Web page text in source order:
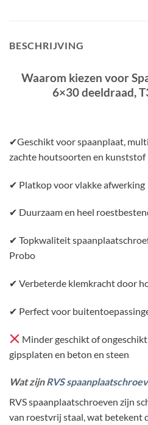
BESCHRIJVING
Waarom kiezen voor
6×30 deeldraad,
✔Geschikt voor spaanplaat,
zachte houtsoorten en kunststof
✔ Platkop voor vlakke afwerking
✔ Duurzaam en heel
✔ Topkwaliteit
Probo
✔ Verbeterde klemkracht door
✔ Perfect voor
Minder geschikt of
gipsplaten en beton en steen
Wat zijn RVS
RVS spaanplaatschroeven zijn
van roestvrij staal, wat betekent